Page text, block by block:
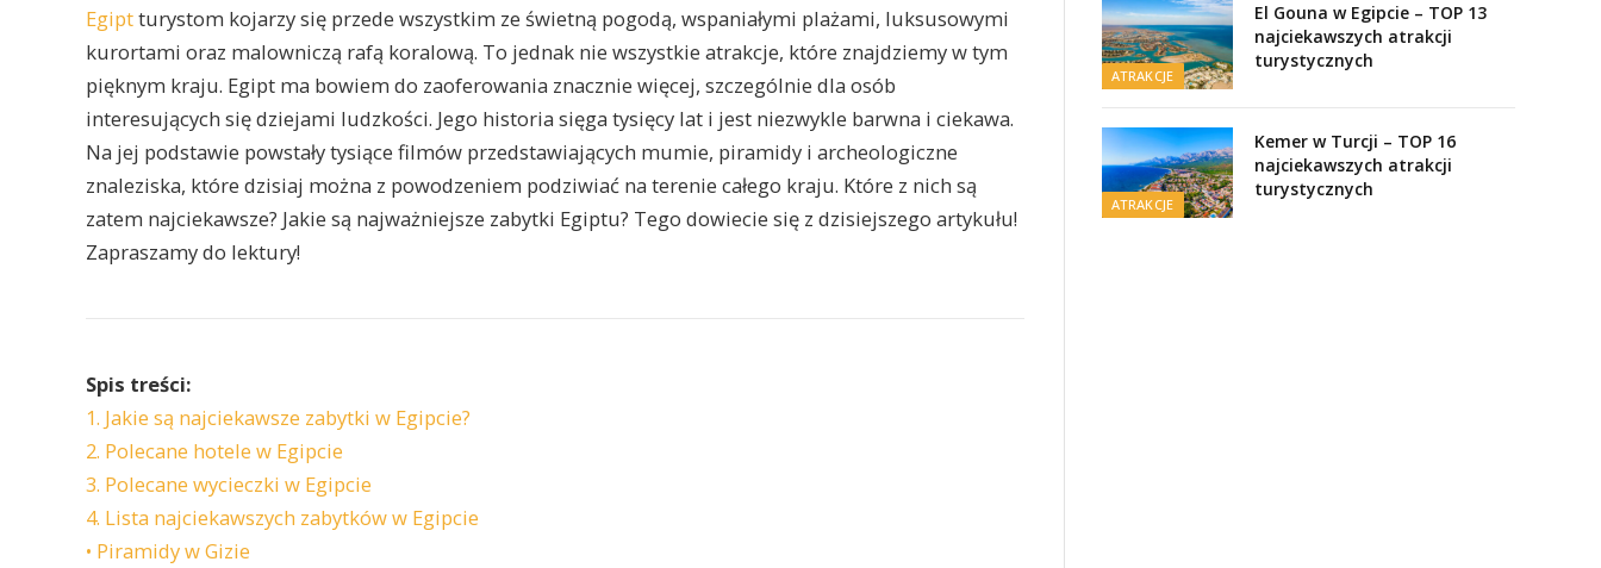
Egiptturystom kojarzy się przede wszystkim ze świetną pogodą, wspaniałymi plażami, luksusowymi
kurortami oraz malowniczą rafą koralową. To jednak nie wszystkie atrakcje, które znajdziemy w tym
pięknym kraju. Egipt ma bowiem do zaoferowania znacznie więcej, szczególnie dla osób
interesujących się dziejami ludzkości. Jego historia sięga tysięcy lat i jest niezwykle barwna i ciekawa.
Na jej podstawie powstały tysiące filmów przedstawiających mumie, piramidy i archeologiczne
znaleziska, które dzisiaj można z powodzeniem podziwiać na terenie całego kraju. Które z nich są
zatem najciekawsze? Jakie są najważniejsze zabytki Egiptu? Tego dowiecie się z dzisiejszego artykułu!
Zapraszamy do lektury!
Spis treści:
1. Jakie są najciekawsze zabytki w Egipcie?
2. Polecane hotele w Egipcie
3. Polecane wycieczki w Egipcie
4. Lista najciekawszych zabytków w Egipcie
• Piramidy w Gizie
ATRAKCJE
El Gouna w Egipcie – TOP 13
najciekawszych atrakcji
turystycznych
ATRAKCJE
Kemer w Turcji – TOP 16
najciekawszych atrakcji
turystycznych